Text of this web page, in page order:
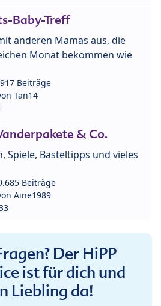
Baby-Treff
anderen Mamas aus, die
Monat bekommen wie
Beiträge
Tan14
& Co.
Spiele, Basteltipps und vieles
Beiträge
Aine1989
Der HiPP
ist für dich und
Liebling da!